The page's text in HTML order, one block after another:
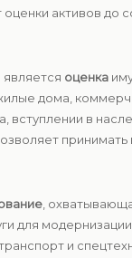
активов до
оценка
дома,
вступлении в
,
для
и